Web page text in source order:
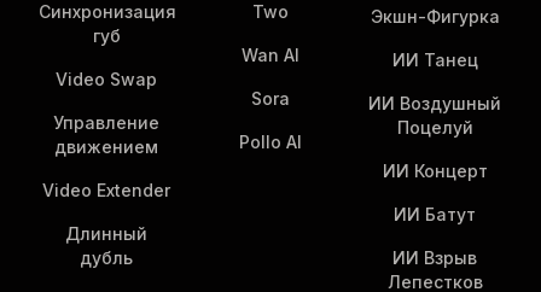
Синхронизация
губ
Video Swap
Управление
движением
Video Extender
Длинный
дубль
Two
Wan AI
Sora
Pollo AI
Экшн-Фигурка
ИИ Танец
ИИ Воздушный
Поцелуй
ИИ Концерт
ИИ Батут
ИИ Взрыв
Лепестков